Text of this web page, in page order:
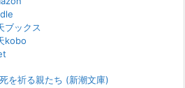
出演情報
福岡放送『目撃者f』で、（株）トキワ
～コワモテ“説得屋”の生き様～」続きを
ブックス
kobo
を祈る親たち (新潮文庫)